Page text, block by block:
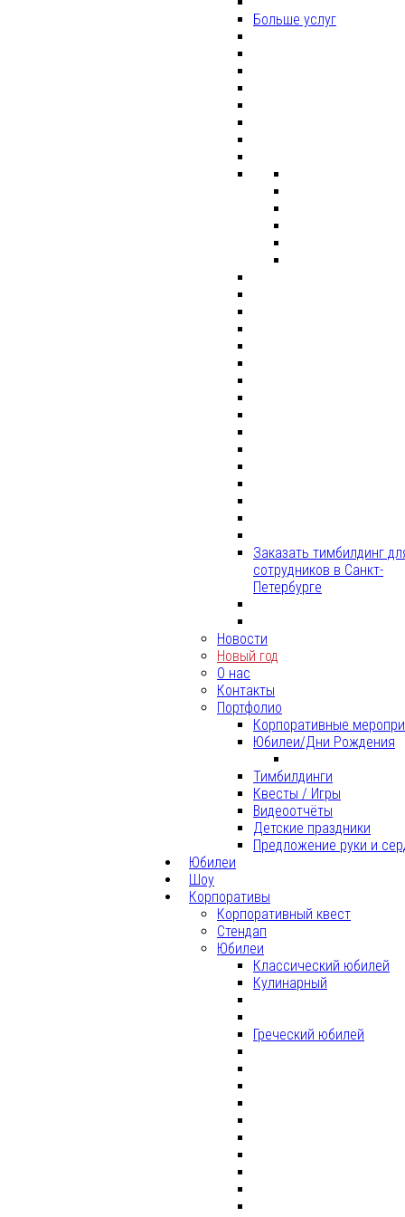
Больше услуг
Заказать тимбилдинг
сотрудников в Санкт-
Петербурге
Новости
Новый год
О нас
Контакты
Портфолио
Корпоративные
Юбилеи/Дни Рождения
Тимбилдинги
Квесты / Игры
Видеоотчёты
Детские праздники
Предложение руки и
Юбилеи
Шоу
Корпоративы
Корпоративный квест
Стендап
Юбилеи
Классический юбилей
Кулинарный
Греческий юбилей